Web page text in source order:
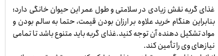
غذای گربه نقش زیادی در سلامتی و طول عمر این حیوان خانگی دارد؛
بنابراین هنگام خرید علاوه بر ارزان بودن قیمت، حتما به سالم بودن و
مواد تشکیل دهنده آن توجه کنید.غذای گربه باید متنوع باشد تا تمامی
نیازهای وی را تأمین کند.